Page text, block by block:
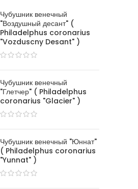
Чубушник венечный
"Воздушный десант" (
Philadelphus coronarius
"Vozduscny Desant" )
Чубушник венечный
"Глетчер" ( Philadelphus
coronarius "Glacier" )
Чубушник венечный "Юннат"
( Philadelphus coronarius
"Yunnat" )